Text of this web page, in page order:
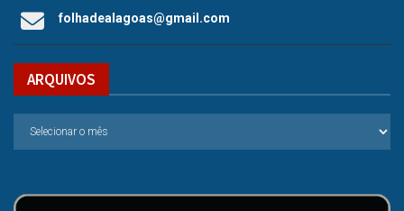
folhadealagoas@gmail.com
ARQUIVOS